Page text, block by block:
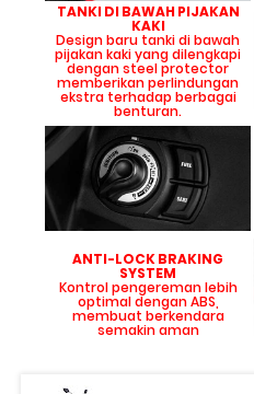
TANKI DI BAWAH PIJAKAN
KAKI
Design baru tanki di bawah
pijakan kaki yang dilengkapi
dengan steel protector
memberikan perlindungan
ekstra terhadap berbagai
benturan.
ANTI-LOCK BRAKING
SYSTEM
Kontrol pengereman lebih
optimal dengan ABS,
membuat berkendara
semakin aman